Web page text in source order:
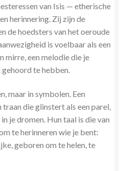
van Isis — etherische
herinnering. Zij zijn de
de hoedsters van het oeroude
is voelbaar als een
mirre, een melodie die je
te hebben.
maar in symbolen. Een
traan die glinstert als een parel,
je dromen. Hun taal is die van
te herinneren wie je bent:
geboren om te helen, te